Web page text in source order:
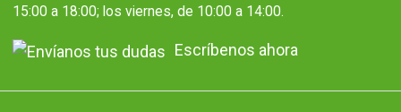
15:00 a 18:00; los viernes, de 10:00 a 14:00.
Escríbenos ahora